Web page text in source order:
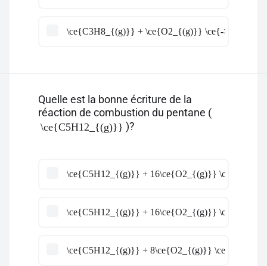
\ce{C3H8_{(g)}} + \ce{O2_{(g)}} \ce{->}
Quelle est la bonne écriture de la
réaction de combustion du pentane (
\ce{C5H12_{(g)}} )?
\ce{C5H12_{(g)}} + 16\ce{O2_{(g)}} \ce{->}
\ce{C5H12_{(g)}} + 16\ce{O2_{(g)}} \ce{->}
\ce{C5H12_{(g)}} + 8\ce{O2_{(g)}} \ce{->}